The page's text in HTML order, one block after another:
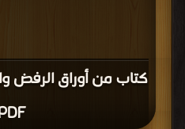
كتاب من أوراق الرفض